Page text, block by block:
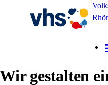
Wir gestalten